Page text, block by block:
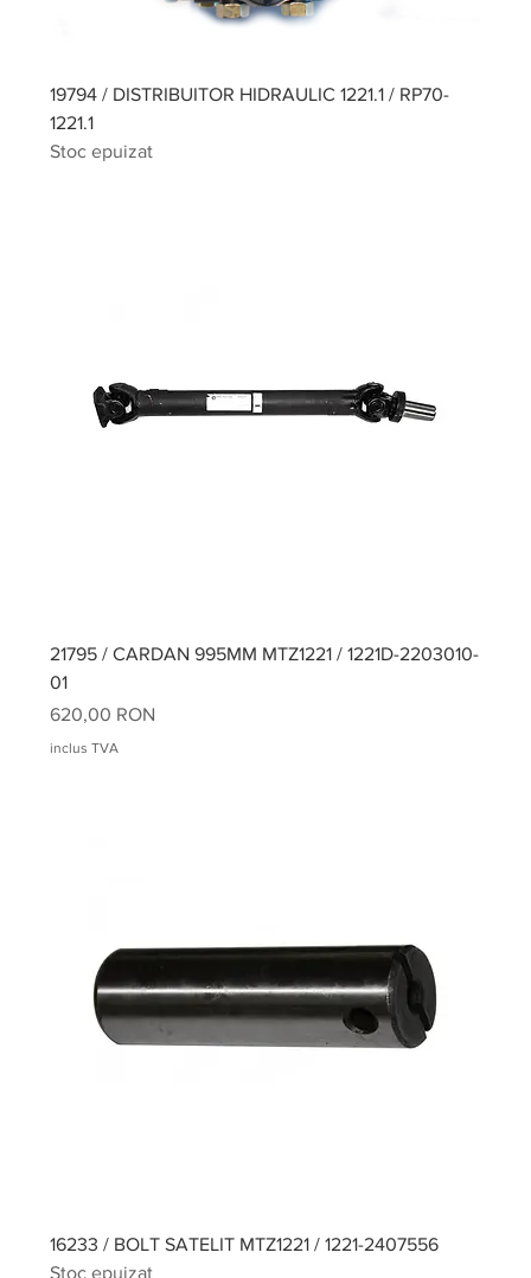
19794 / DISTRIBUITOR HIDRAULIC 1221.1 / RP70-
1221.1
Stoc epuizat
21795 / CARDAN 995MM MTZ1221 / 1221D-2203010-
01
Preț
620,00 RON
inclus TVA
16233 / BOLT SATELIT MTZ1221 / 1221-2407556
Stoc epuizat